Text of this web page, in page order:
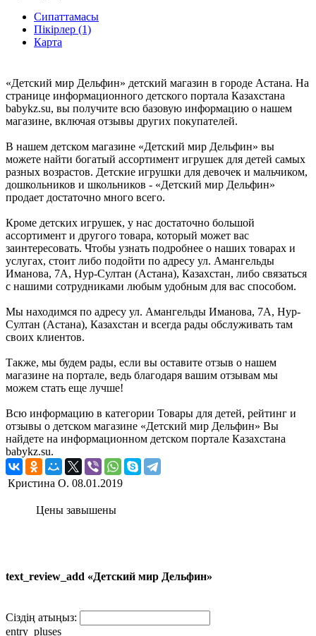
Сипаттамасы
Пікірлер (1)
Карта
«Детский мир Дельфин» детский магазин в городе Астана. На
странице информационного детского портала Казахстана
babykz.su, вы получите всю базовую информацию о нашем
магазине, включая отзывы других покупателей.
В нашем детском магазине «Детский мир Дельфин» вы
можете найти богатый ассортимент игрушек для детей самых
разных возрастов. Детские игрушки для девочек и мальчиком,
дошкольников и школьников - «Детский мир Дельфин»
продает достаточно много всего.
Кроме детских игрушек, у нас достаточно большой
ассортимент и другого товара, который может вас
заинтересовать. Чтобы узнать подробнее о наших товарах и
услугах, стоит либо подойти по адресу ул. Амангельды
Иманова, 7А, Нур-Султан (Астана), Казахстан, либо связаться
с нашими сотрудниками любым удобным для вас способом.
Мы находимся по адресу ул. Амангельды Иманова, 7А, Нур-
Султан (Астана), Казахстан и всегда рады обслуживать там
своих клиентов.
Также, мы будем рады, если вы оставите отзыв о нашем
магазине на портале, ведь благодаря вашим отзывам мы
можем стать еще лучше!
Всю информацию в категории Товары для детей, рейтинг и
отзывы о детском магазине «Детский мир Дельфин» Вы
найдете на информационном детском портале Казахстана
babykz.su.
Кристина О. 08.01.2019
Цены завышены
text_review_add «Детский мир Дельфин»
Сіздің атыңыз:
entry_pluses